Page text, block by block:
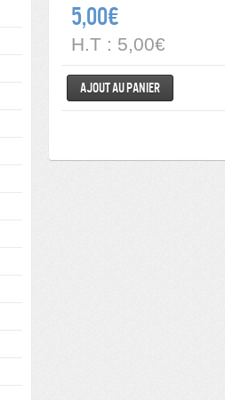
5,00€
H.T : 5,00€
Ajout au panier